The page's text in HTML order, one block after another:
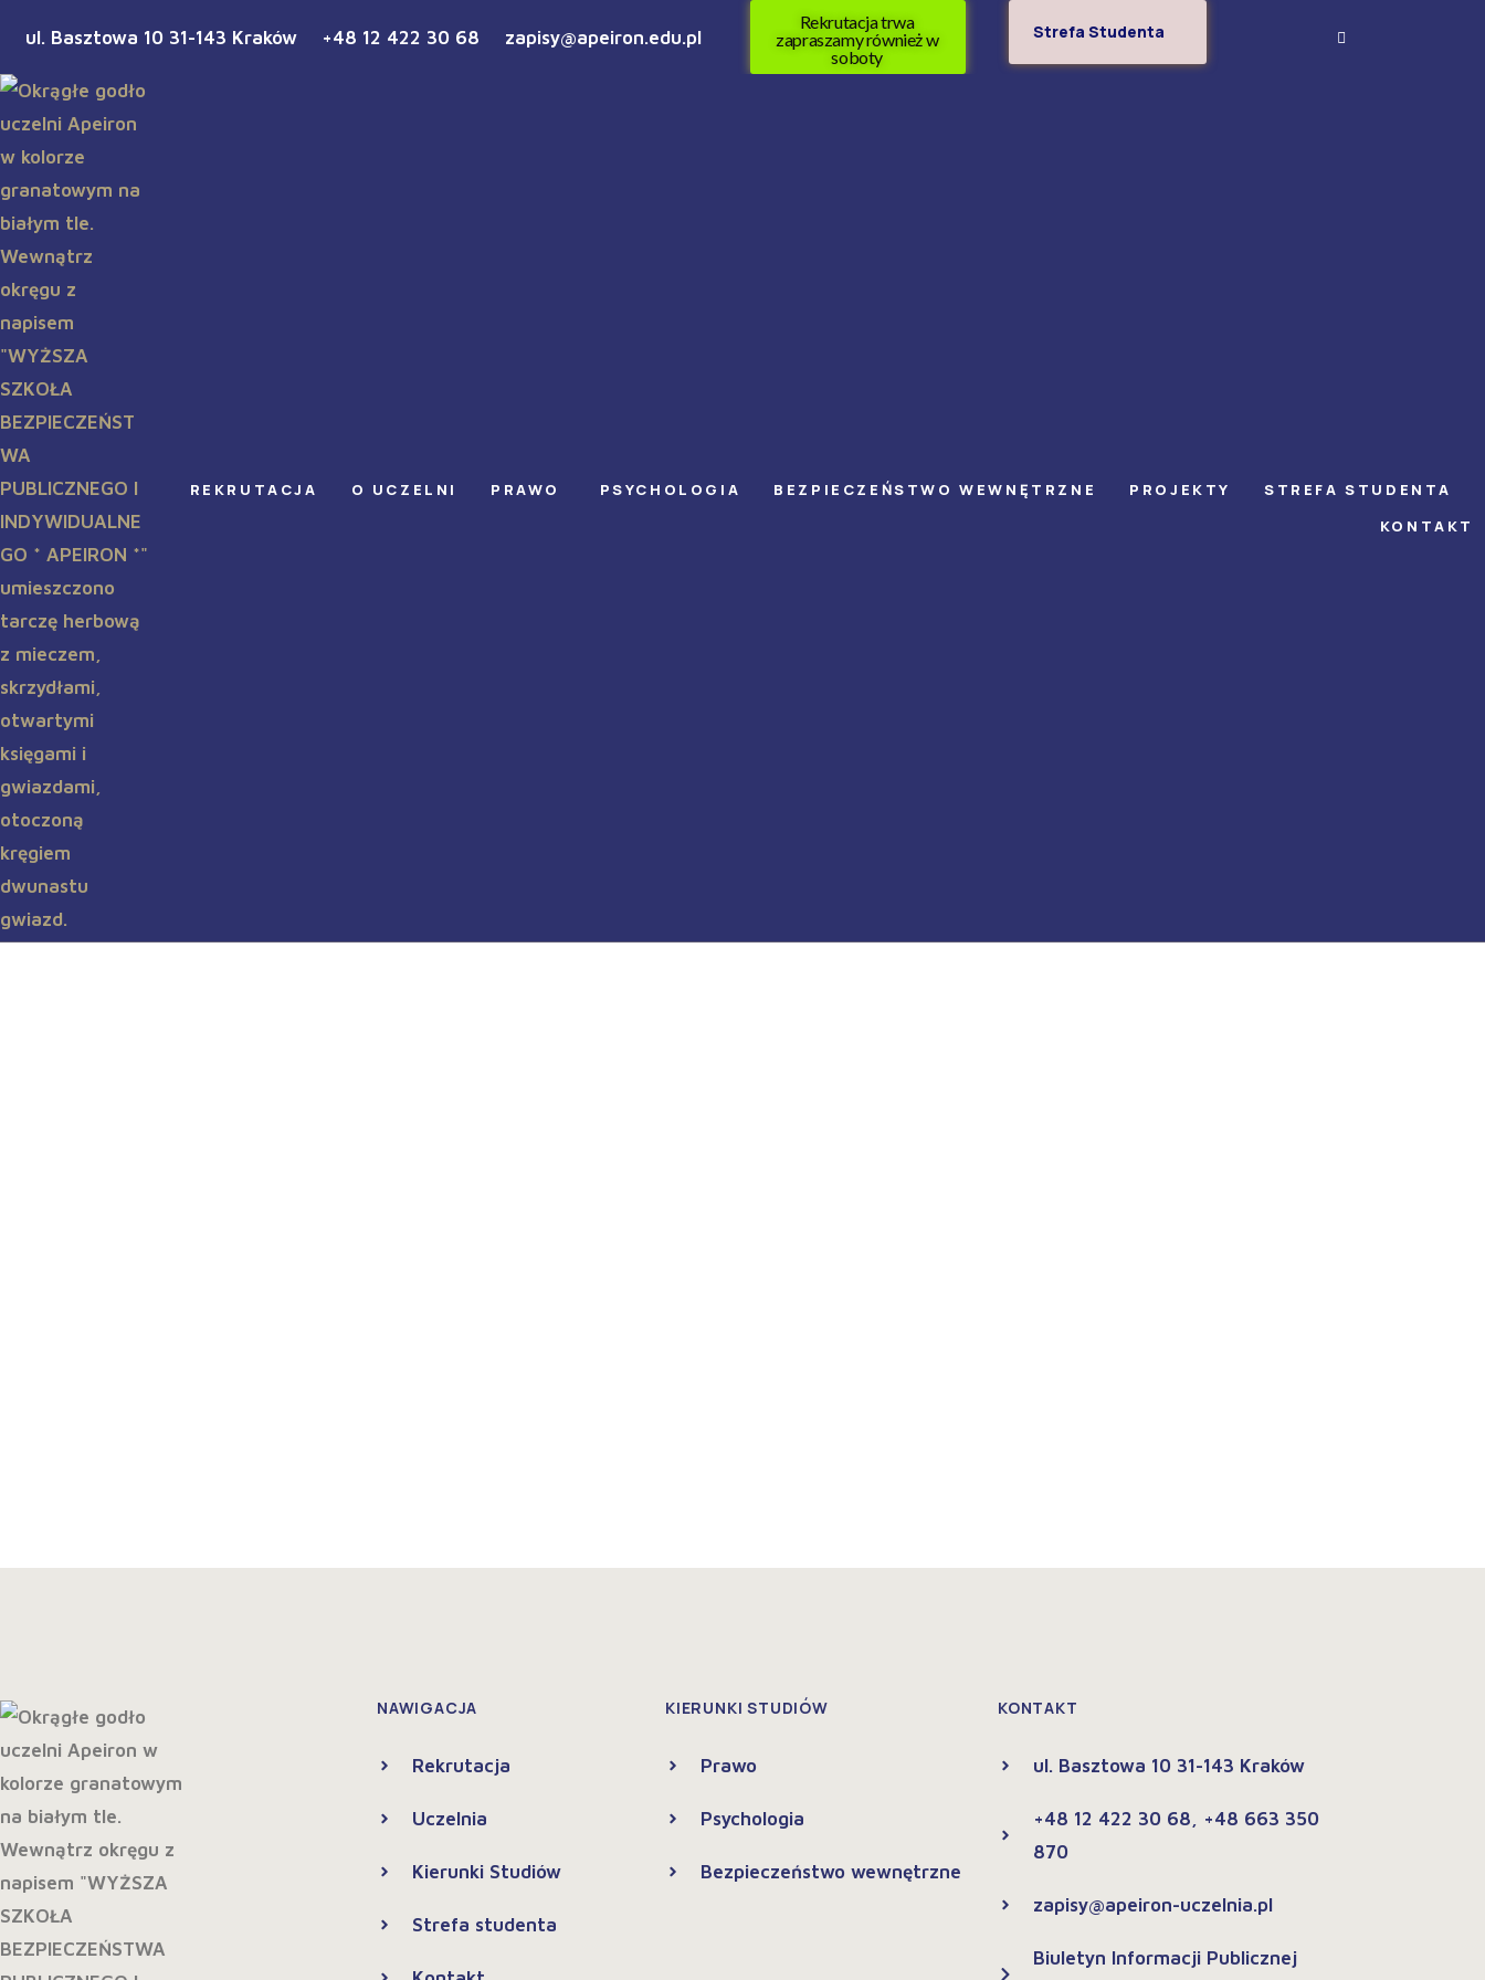
ul. Basztowa 10 31-143 Kraków +48 12 422 30 68 zapisy@apeiron.edu.pl
Rekrutacja trwa
zapraszamy również w
soboty
Strefa Studenta
REKRUTACJA O UCZELNI PRAWO PSYCHOLOGIA BEZPIECZEŃSTWO WEWNĘTRZNE PROJEKTY
STREFA STUDENTA
KONTAKT
NAWIGACJA
Rekrutacja
Uczelnia
Kierunki Studiów
Strefa studenta
KIERUNKI STUDIÓW
Prawo
Psychologia
Bezpieczeństwo wewnętrzne
KONTAKT
ul. Basztowa 10 31-143 Kraków
+48 12 422 30 68, +48 663 350
870
zapisy@apeiron-uczelnia.pl
Biuletyn Informacji Publicznej